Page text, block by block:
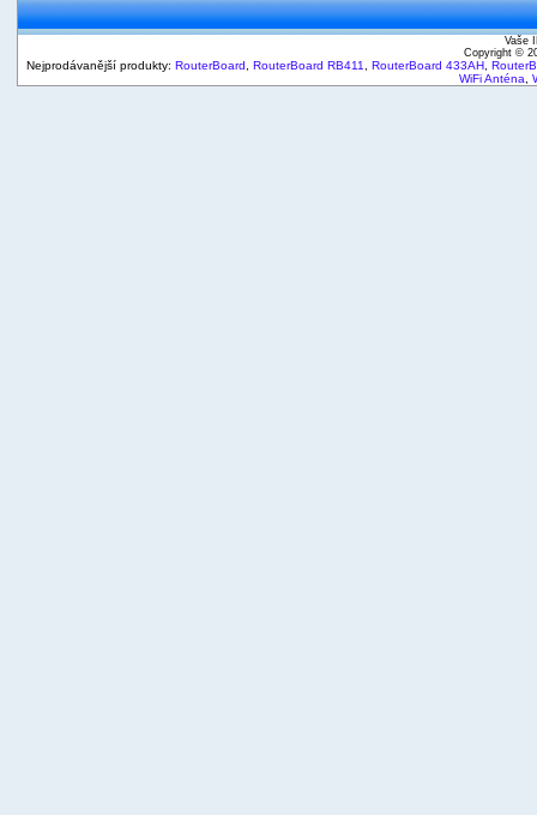
Vaše
Copyright ©
Nejprodávanější produkty: RouterBoard RouterBoard RB411 RouterBoard 433AH
WiFi Anténa